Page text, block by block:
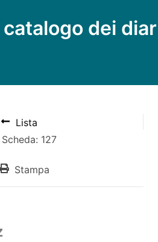
catalogo dei
Lista
Scheda: 127
Stampa